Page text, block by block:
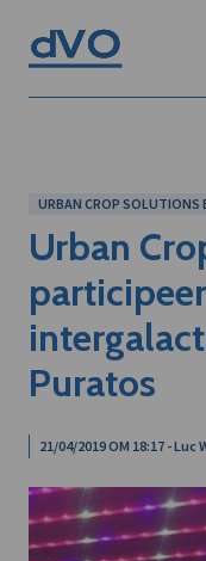
URBAN CROP SOLUTIONS
Urban
Puratos
21/04/2019 OM 18:17 - Luc